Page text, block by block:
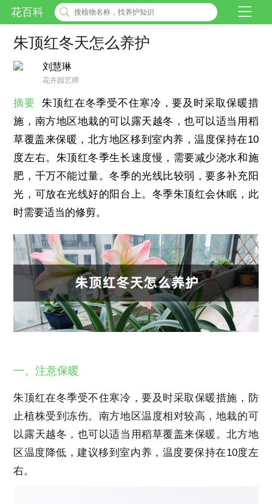
花百科
朱顶红冬天怎么养护
刘慧琳
花卉园艺师
摘要
朱顶红在冬季受不住寒冷，要及时采取保暖措
施，南方地区地栽的可以露天越冬，也可以适当用稻
草覆盖来保暖，北方地区移到室内养，温度保持在10
度左右。朱顶红冬季生长速度慢，需要减少浇水和施
肥，千万不能过量。冬季的光线比较弱，要多补充阳
光，可放在光线好的阳台上。冬季朱顶红会休眠，此
时需要适当的修剪。
一、注意保暖
朱顶红在冬季受不住寒冷，要及时采取保暖措施，防
止植株受到冻伤。南方地区温度相对较高，地栽的可
以露天越冬，也可以适当用稻草覆盖来保暖。北方地
区温度降低，建议移到室内养，温度要保持在10度左
右。